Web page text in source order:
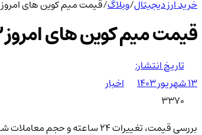
خرید ارز دیجیتال/وبلاگ/قیمت میم کوین های امروز 13 شهریور 1403
قیمت میم کوین های امروز 13 شهریور 1403
تاریخ انتشار:
۱۳ شهریور ۱۴۰۳
اخبار
3370